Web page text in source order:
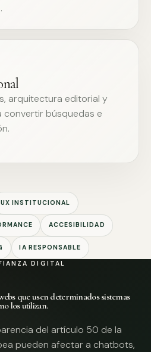
arquitectura editorial y
convertir búsquedas e
UX INSTITUCIONAL
ACCESIBILIDAD
IA RESPONSABLE
DIGITAL
que usen determinados sistemas
los utilizan.
del artículo 50 de la
pueden afectar a chatbots,